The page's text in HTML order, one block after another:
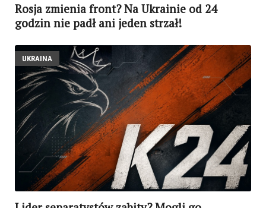
Rosja zmienia front? Na Ukrainie od 24
godzin nie padł ani jeden strzał!
UKRAINA